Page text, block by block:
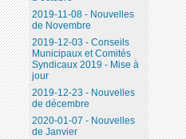
2019-11-08 - Nouvelles
de Novembre
2019-12-03 - Conseils
Municipaux et Comités
Syndicaux 2019 - Mise à
jour
2019-12-23 - Nouvelles
de décembre
2020-01-07 - Nouvelles
de Janvier